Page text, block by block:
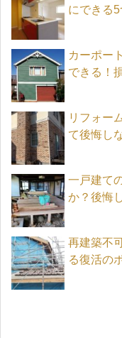
にできる
カーポー
できる！
リフォー
て後悔し
一戸建て
か？後悔
再建築不
る復活の